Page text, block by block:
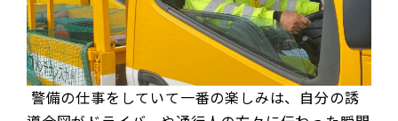
警備の仕事をしていて一番の楽しみは、自分の誘